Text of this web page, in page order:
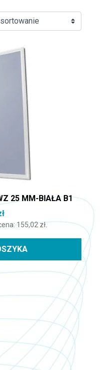
25 MM-BIAŁA B1
155,02zł.